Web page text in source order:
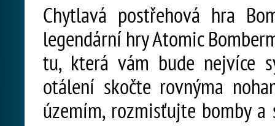
Chytlavá postřehová hra
legendární hry Atomic
tu, která vám bude nejvíce
otálení skočte rovnýma
územím, rozmisťujte bomby